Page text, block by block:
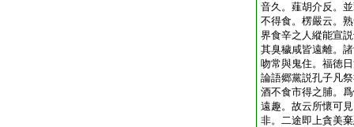
音久。薤胡介反。
不得食。楞嚴云。
界食辛之人縱能宣
其臭穢咸皆遠離。
吻常與鬼住。福徳
論語郷黨説孔子凡
酒不食市得之脯。
遠趣。故云所懷可
非。二途即上貪美